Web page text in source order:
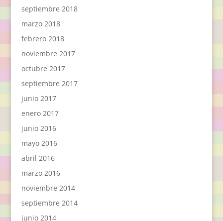
septiembre 2018
marzo 2018
febrero 2018
noviembre 2017
octubre 2017
septiembre 2017
junio 2017
enero 2017
junio 2016
mayo 2016
abril 2016
marzo 2016
noviembre 2014
septiembre 2014
junio 2014